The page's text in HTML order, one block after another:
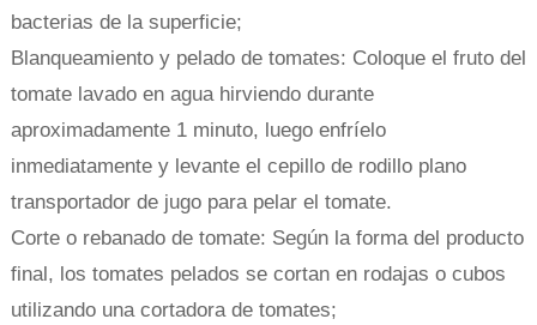
bacterias de la superficie;
Blanqueamiento y pelado de tomates: Coloque el fruto del
tomate lavado en agua hirviendo durante
aproximadamente 1 minuto, luego enfríelo
inmediatamente y levante el cepillo de rodillo plano
transportador de jugo para pelar el tomate.
Corte o rebanado de tomate: Según la forma del producto
final, los tomates pelados se cortan en rodajas o cubos
utilizando una cortadora de tomates;